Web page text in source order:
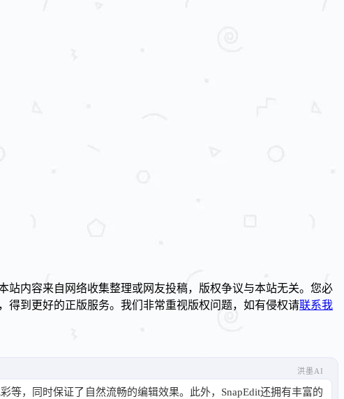
内容来自网络收集整理或网友投稿，版权争议与本站无关。您必
得到更好的正版服务。我们非常重视版权问题，如有侵权请联系我
洪墨AI
等，同时保证了自然流畅的编辑效果。此外，SnapEdit还拥有丰富的